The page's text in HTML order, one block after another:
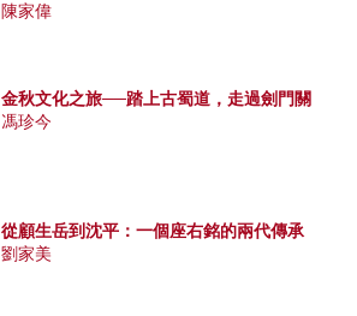
陳家偉
金秋文化之旅──踏上古蜀道，走過劍門關
馮珍今
從顧生岳到沈平：一個座右銘的兩代傳承
劉家美